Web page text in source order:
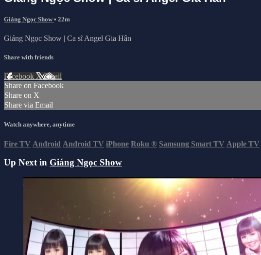
Giáng Ngọc Show• 22m
Giáng Ngọc Show | Ca sĩ Angel Gia Hân
Share with friends
Facebook XEmail
Share on Facebook
Share on X
Share via Email
Watch anywhere, anytime
Fire TV Android Android TV iPhone Roku ® Samsung Smart TV Apple TV
Up Next in Giáng Ngọc Show